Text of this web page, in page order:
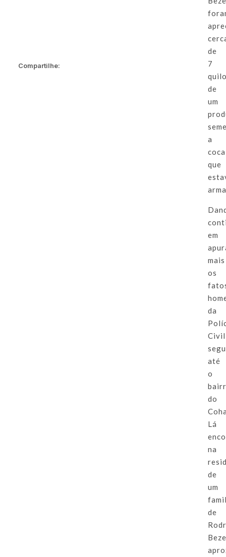
Compartilhe:
de
7
de
um
a
que
em
mais
os
da
Civil
até
o
do
Lá
na
de
um
de